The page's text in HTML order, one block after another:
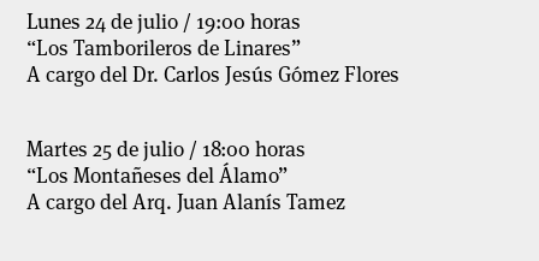
Lunes 24 de julio / 19:00 horas
“Los Tamborileros de Linares”
A cargo del Dr. Carlos Jesús Gómez Flores
Martes 25 de julio / 18:00 horas
“Los Montañeses del Álamo”
A cargo del Arq. Juan Alanís Tamez